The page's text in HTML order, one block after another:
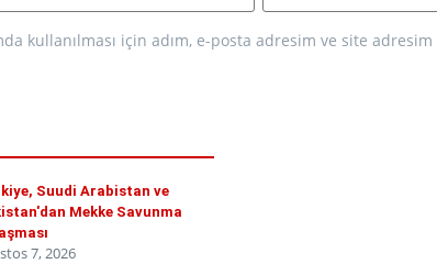
kullanılması için adım, e-posta adresim ve site adresim
Suudi Arabistan ve
Mekke Savunma
7, 2026